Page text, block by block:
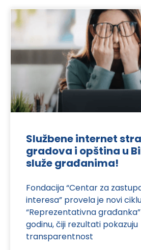
Službene internet
gradova i opština u
služe građanima!
Fondacija “Centar za
interesa” provela je novi
“Reprezentativna
godinu, čiji rezultati pokazuju
transparentnost